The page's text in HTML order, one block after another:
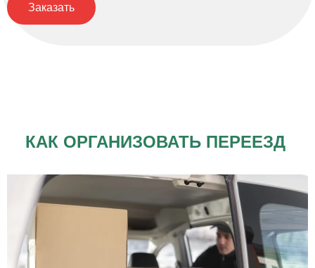
Заказать
КАК ОРГАНИЗОВАТЬ ПЕРЕЕЗД